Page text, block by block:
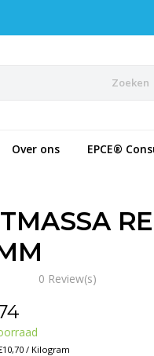
Zoeken
Over ons EPCE®
0 Review(s)
/ Kilogram